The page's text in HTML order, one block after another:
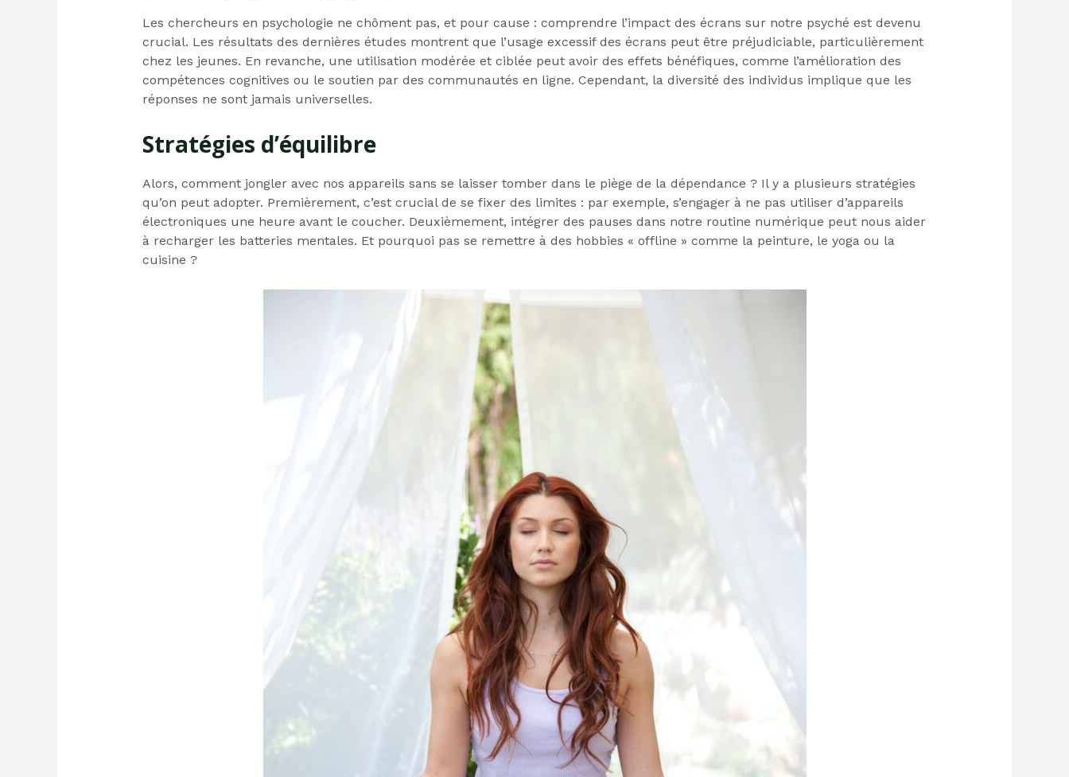
Les chercheurs en psychologie ne chôment pas, et pour cause : comprendre l’impact des écrans sur notre psyché est devenu
crucial. Les résultats des dernières études montrent que l’usage excessif des écrans peut être préjudiciable, particulièrement
chez les jeunes. En revanche, une utilisation modérée et ciblée peut avoir des effets bénéfiques, comme l’amélioration des
compétences cognitives ou le soutien par des communautés en ligne. Cependant, la diversité des individus implique que les
réponses ne sont jamais universelles.
Stratégies d’équilibre
Alors, comment jongler avec nos appareils sans se laisser tomber dans le piège de la dépendance ? Il y a plusieurs stratégies
qu’on peut adopter. Premièrement, c’est crucial de se fixer des limites : par exemple, s’engager à ne pas utiliser d’appareils
électroniques une heure avant le coucher. Deuxièmement, intégrer des pauses dans notre routine numérique peut nous aider
à recharger les batteries mentales. Et pourquoi pas se remettre à des hobbies « offline » comme la peinture, le yoga ou la
cuisine ?